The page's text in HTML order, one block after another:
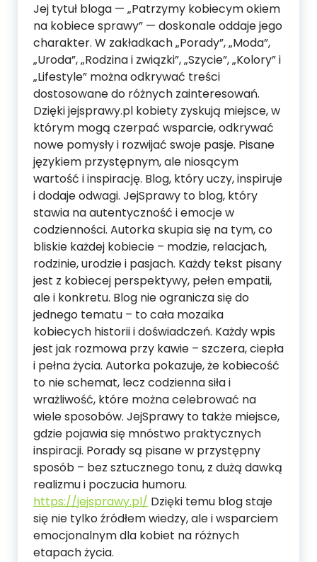
Jej tytuł bloga — „Patrzymy kobiecym okiem
na kobiece sprawy” — doskonale oddaje jego
charakter. W zakładkach „Porady”, „Moda”,
„Uroda”, „Rodzina i związki”, „Szycie”, „Kolory” i
„Lifestyle” można odkrywać treści
dostosowane do różnych zainteresowań.
Dzięki jejsprawy.pl kobiety zyskują miejsce, w
którym mogą czerpać wsparcie, odkrywać
nowe pomysły i rozwijać swoje pasje. Pisane
językiem przystępnym, ale niosącym
wartość i inspirację. Blog, który uczy, inspiruje
i dodaje odwagi. JejSprawy to blog, który
stawia na autentyczność i emocje w
codzienności. Autorka skupia się na tym, co
bliskie każdej kobiecie – modzie, relacjach,
rodzinie, urodzie i pasjach. Każdy tekst pisany
jest z kobiecej perspektywy, pełen empatii,
ale i konkretu. Blog nie ogranicza się do
jednego tematu – to cała mozaika
kobiecych historii i doświadczeń. Każdy wpis
jest jak rozmowa przy kawie – szczera, ciepła
i pełna życia. Autorka pokazuje, że kobiecość
to nie schemat, lecz codzienna siła i
wrażliwość, które można celebrować na
wiele sposobów. JejSprawy to także miejsce,
gdzie pojawia się mnóstwo praktycznych
inspiracji. Porady są pisane w przystępny
sposób – bez sztucznego tonu, z dużą dawką
realizmu i poczucia humoru.
https://jejsprawy.pl/ Dzięki temu blog staje
się nie tylko źródłem wiedzy, ale i wsparciem
emocjonalnym dla kobiet na różnych
etapach życia.